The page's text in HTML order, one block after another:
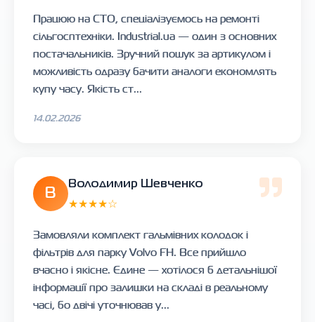
Працюю на СТО, спеціалізуємось на ремонті
сільгосптехніки. Industrial.ua — один з основних
постачальників. Зручний пошук за артикулом і
можливість одразу бачити аналоги економлять
купу часу. Якість ст...
14.02.2026
В
Володимир Шевченко
★★★★☆
Замовляли комплект гальмівних колодок і
фільтрів для парку Volvo FH. Все прийшло
вчасно і якісне. Єдине — хотілося б детальнішої
інформації про залишки на складі в реальному
часі, бо двічі уточнював у...